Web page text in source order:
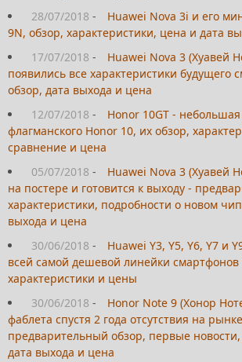
28/07/2018 -
Huawei Nova 3i и его
9N, обзор, характеристики, цена и дата
17/07/2018 -
Huawei Nova 3 (Хуавей
появились все характеристики будущего
обзор, дата выхода и цена
12/07/2018 -
Honor 10GT -
флагманского Honor 10, их обзор,
сравнение и цена
05/07/2018 -
Huawei Nova 3 (Хуавей
на постере и готовится к выходу -
характеристики, подробности о новом
выхода и цена
30/06/2018 -
Huawei Y3, Y5, Y6, Y7 и
всей самой дешевой линейки смартфонов
характеристики и цены
30/06/2018 -
Honor Note 9 (Хонор
фаблета спустя 2 года отсутствия на
предварительный обзор, первые новости,
дата выхода и цена